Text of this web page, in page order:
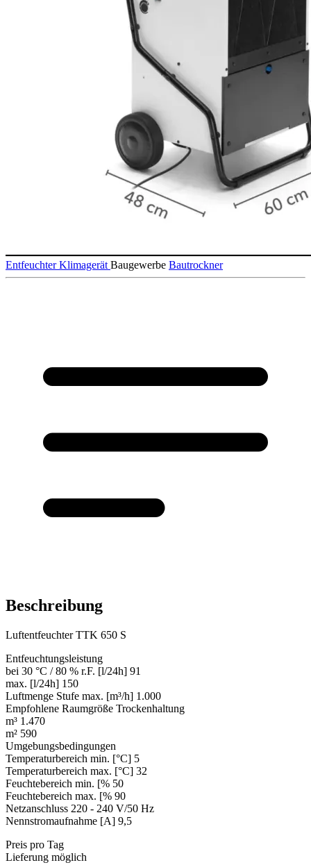
EntfeuchterKlimagerät Baugewerbe Bautrockner
Beschreibung
Luftentfeuchter TTK 650 S
Entfeuchtungsleistung
bei 30 °C / 80 % r.F. [l/24h] 91
max. [l/24h] 150
Luftmenge Stufe max. [m³/h] 1.000
Empfohlene Raumgröße Trockenhaltung
m³ 1.470
m² 590
Umgebungsbedingungen
Temperaturbereich min. [°C] 5
Temperaturbereich max. [°C] 32
Feuchtebereich min. [% 50
Feuchtebereich max. [% 90
Netzanschluss 220 - 240 V/50 Hz
Nennstromaufnahme [A] 9,5
Preis pro Tag
Lieferung möglich